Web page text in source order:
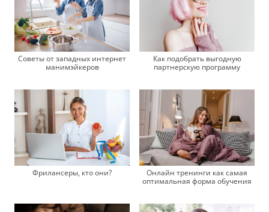
Советы от западных интернет
манимэйкеров
Как подобрать выгодную
партнерскую программу
Фрилансеры, кто они?
Онлайн тренинги как самая
оптимальная форма обучения